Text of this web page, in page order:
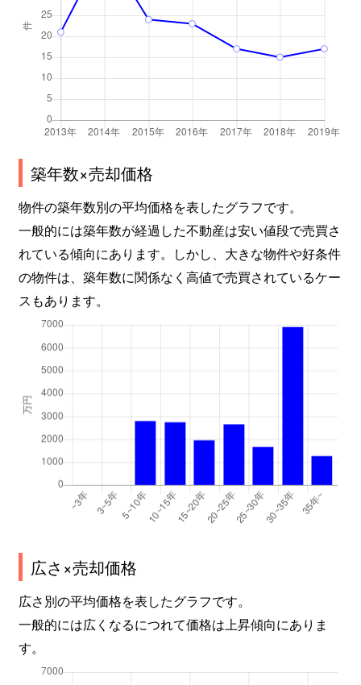
築年数×売却価格
物件の築年数別の平均価格を表したグラフです。
一般的には築年数が経過した不動産は安い値段で売買さ
れている傾向にあります。しかし、大きな物件や好条件
の物件は、築年数に関係なく高値で売買されているケー
スもあります。
広さ×売却価格
広さ別の平均価格を表したグラフです。
一般的には広くなるにつれて価格は上昇傾向にありま
す。